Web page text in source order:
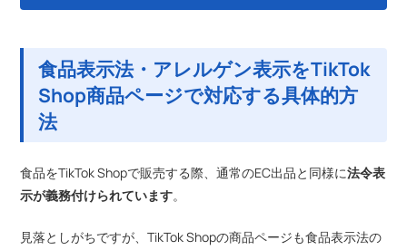
食品表示法・アレルゲン表示をTikTok
Shop商品ページで対応する具体的方
法
食品をTikTok Shopで販売する際、通常のEC出品と同様に法令表
示が義務付けられています。
見落としがちですが、TikTok Shopの商品ページも食品表示法の